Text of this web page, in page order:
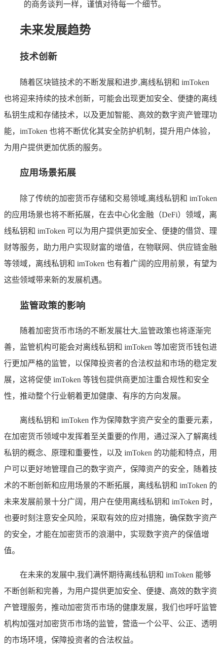
的商务谈判一样，谨慎对待每一个细节。
未来发展趋势
技术创新
随着区块链技术的不断发展和进步,离线私钥和 imToken
也将迎来持续的技术创新，可能会出现更加安全、便捷的离线
私钥生成和存储技术，以及更加智能、高效的数字资产管理功
能，imToken 也将不断优化其安全防护机制，提升用户体验，
为用户提供更加优质的服务。
应用场景拓展
除了传统的加密货币存储和交易领域,离线私钥和 imToken
的应用场景也将不断拓展，在去中心化金融（DeFi）领域，离
线私钥和 imToken 可以为用户提供更加安全、便捷的借贷、理
财等服务，助力用户实现财富的增值，在物联网、供应链金融
等领域，离线私钥和 imToken 也有着广阔的应用前景，有望为
这些领域带来新的发展机遇。
监管政策的影响
随着加密货币市场的不断发展壮大,监管政策也将逐渐完
善，监管机构可能会对离线私钥和 imToken 等加密货币钱包进
行更加严格的监管，以保障投资者的合法权益和市场的稳定发
展，这将促使 imToken 等钱包提供商更加注重合规性和安全
性，推动整个行业朝着更加健康、有序的方向发展。
离线私钥和 imToken 作为保障数字资产安全的重要元素，
在加密货币领域中发挥着至关重要的作用，通过深入了解离线
私钥的概念、原理和重要性，以及 imToken 的功能和特点，用
户可以更好地管理自己的数字资产，保障资产的安全，随着技
术的不断创新和应用场景的不断拓展，离线私钥和 imToken 的
未来发展前景十分广阔，用户在使用离线私钥和 imToken 时，
也要时刻注意安全风险，采取有效的应对措施，确保数字资产
的安全，才能在加密货币的浪潮中，实现数字资产的保值增
值。
在未来的发展中,我们满怀期待离线私钥和 imToken 能够
不断创新和完善，为用户提供更加安全、便捷、高效的数字资
产管理服务，推动加密货币市场的健康发展，我们也呼吁监管
机构加强对加密货币市场的监管，营造一个公平、公正、透明
的市场环境，保障投资者的合法权益。